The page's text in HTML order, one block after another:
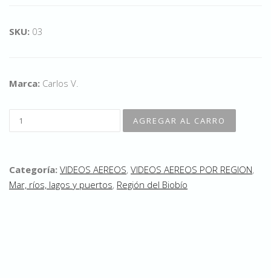
SKU: 03
Marca: Carlos V.
Categoría: VIDEOS AEREOS, VIDEOS AEREOS POR REGION,
Mar, ríos, lagos y puertos, Región del Biobío